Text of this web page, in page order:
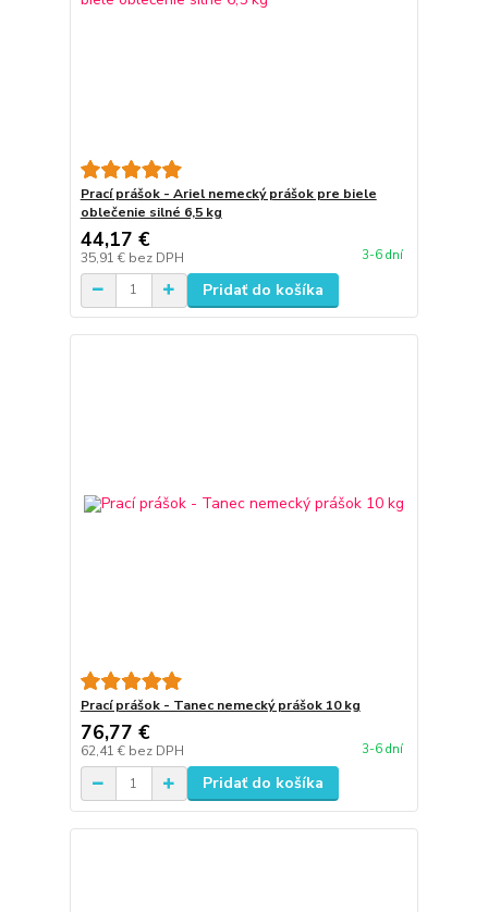
Prací prášok - Ariel nemecký prášok pre biele
oblečenie silné 6,5 kg
44,17 €
35,91 € bez DPH 3-6 dní
Pridať do košíka
Prací prášok - Tanec nemecký prášok 10 kg
76,77 €
62,41 € bez DPH 3-6 dní
Pridať do košíka